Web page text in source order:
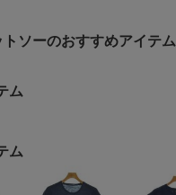
ソーのおすすめアイテム
ム